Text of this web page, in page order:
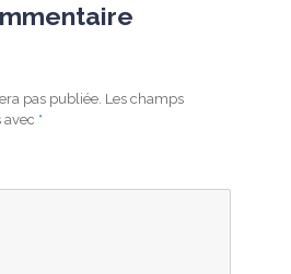
pas publiée. Les champs
avec *